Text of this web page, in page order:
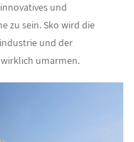
und
zu sein. Sko wird die
und der
umarmen.